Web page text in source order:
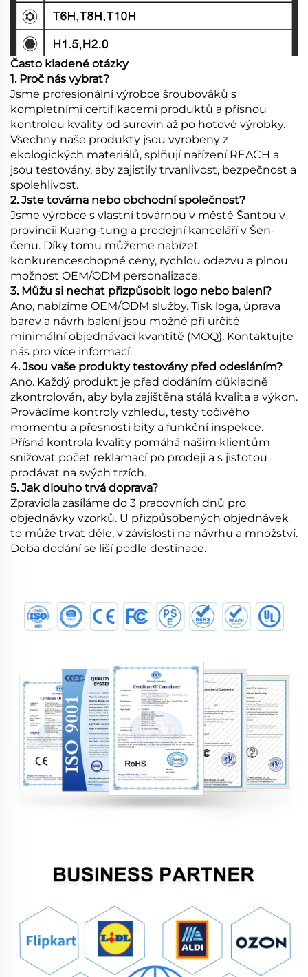
Často kladené otázky
1. Proč nás vybrat?
Jsme profesionální výrobce šroubováků s
kompletními certifikacemi produktů a přísnou
kontrolou kvality od surovin až po hotové výrobky.
Všechny naše produkty jsou vyrobeny z
ekologických materiálů, splňují nařízení REACH a
jsou testovány, aby zajistily trvanlivost, bezpečnost a
spolehlivost.
2. Jste továrna nebo obchodní společnost?
Jsme výrobce s vlastní továrnou v městě Šantou v
provincii Kuang-tung a prodejní kanceláří v Šen-
čenu. Díky tomu můžeme nabízet
konkurenceschopné ceny, rychlou odezvu a plnou
možnost OEM/ODM personalizace.
3. Můžu si nechat přizpůsobit logo nebo balení?
Ano, nabízíme OEM/ODM služby. Tisk loga, úprava
barev a návrh balení jsou možné při určité
minimální objednávací kvantitě (MOQ). Kontaktujte
nás pro více informací.
4. Jsou vaše produkty testovány před odesláním?
Ano. Každý produkt je před dodáním důkladně
zkontrolován, aby byla zajištěna stálá kvalita a výkon.
Provádíme kontroly vzhledu, testy točivého
momentu a přesnosti bity a funkční inspekce.
Přísná kontrola kvality pomáhá našim klientům
snižovat počet reklamací po prodeji a s jistotou
prodávat na svých trzích.
5. Jak dlouho trvá doprava?
Zpravidla zasíláme do 3 pracovních dnů pro
objednávky vzorků. U přizpůsobených objednávek
to může trvat déle, v závislosti na návrhu a množství.
Doba dodání se liší podle destinace.